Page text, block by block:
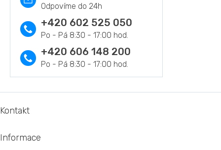
r
v
k
y
v
ý
p
s
+420 602 525 050
+420 606 148 200
á
t
Kontakt
Informace